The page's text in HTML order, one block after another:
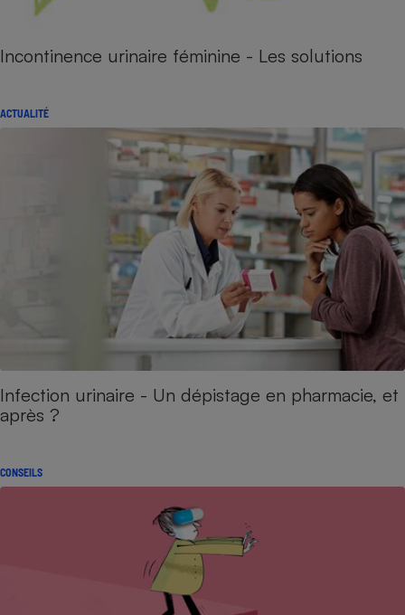
Incontinence urinaire féminine - Les solutions
ACTUALITÉ
Infection urinaire - Un dépistage en pharmacie, et
après ?
CONSEILS